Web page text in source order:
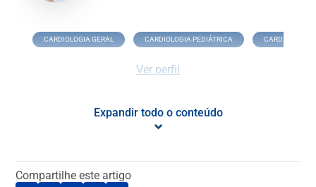
CARDIOLOGIA GERAL CARDIOLOGIA PEDIÁTRICA CARDIOPATIA
Ver perfil
O que é Cardiologia Oncológica?
A cardiologia oncológica é uma especialidade que combina
conhecimentos de cardiologia e oncologia para cuidar dos
Expandir todo o conteúdo
Compartilhe este artigo